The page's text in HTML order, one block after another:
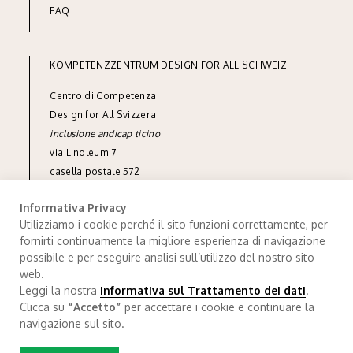
FAQ
KOMPETENZZENTRUM DESIGN FOR ALL SCHWEIZ
Centro di Competenza
Design for All Svizzera
inclusione andicap ticino
via Linoleum 7
casella postale 572
tel+41 91 850 90 90
info@designforall.ch
Trattamendo dei dati.Credits
Informativa Privacy
Utilizziamo i cookie perché il sito funzioni correttamente, per
fornirti continuamente la migliore esperienza di navigazione
possibile e per eseguire analisi sull’utilizzo del nostro sito
web.
Leggi la nostra Informativa sul Trattamento dei dati.
Clicca su “Accetto” per accettare i cookie e continuare la
navigazione sul sito.